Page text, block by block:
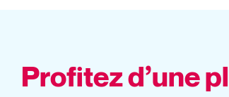
Profitez d’une